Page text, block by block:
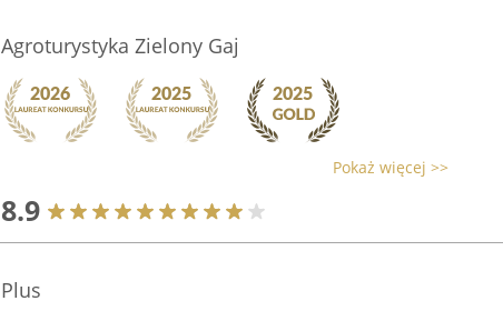
Agroturystyka Zielony Gaj
Pokaż więcej >>
8.9
Plus